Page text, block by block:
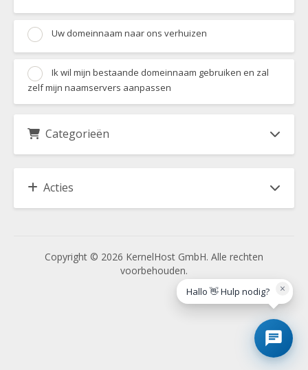
Uw domeinnaam naar ons verhuizen
Ik wil mijn bestaande domeinnaam gebruiken en zal
zelf mijn naamservers aanpassen
Categorieën
Acties
Copyright © 2026 KernelHost GmbH. Alle rechten
voorbehouden.
×
Hallo 👋 Hulp nodig?